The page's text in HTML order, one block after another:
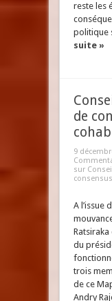
reste les
politique
suite »
de
9
sur
A l’issue
du
trois
de ce
Andry